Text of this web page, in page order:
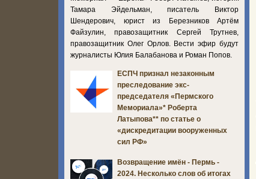
Тамара Эйдельман, писатель Виктор
Шендерович, юрист из Березников Артём
Файзулин, правозащитник Сергей Трутнев,
правозащитник Олег Орлов. Вести эфир будут
журналисты Юлия Балабанова и Роман Попов.
ЕСПЧ признал незаконным
преследование экс-
председателя «Пермского
Мемориала»* Роберта
Латыпова** по статье о
«дискредитации вооруженных
сил РФ»
Возвращение имён - Пермь -
2024. Несколько слов об итогах